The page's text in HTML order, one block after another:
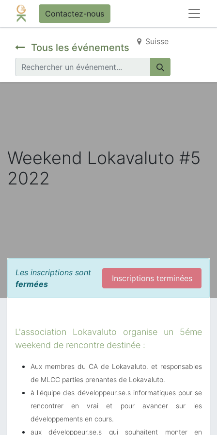
Contactez-nous
Tous les événements
Suisse
Weekend Lokavaluto #5
2022
Les inscriptions sont
fermées
Inscriptions terminées
L'association Lokavaluto organise un 5éme
weekend de rencontre destinée :
Aux membres du CA de Lokavaluto. et responsables
de MLCC parties prenantes de Lokavaluto.
à l'équipe des développeur.se.s informatiques pour se
rencontrer en vrai et pour avancer sur les
développements en cours.
aux développeur.se.s qui souhaitent monter en